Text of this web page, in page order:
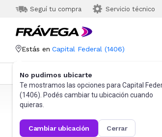
Seguí tu compra Servicio técnico
Estás en Capital Federal (1406)
No pudimos ubicarte
Te mostramos las opciones para Capital
(1406). Podés cambiar tu ubicación cuando
quieras.
cambiar ubicación cerrar
Categorías Más Vendidos
Frávega Indumentaria Accesorios Mochilas